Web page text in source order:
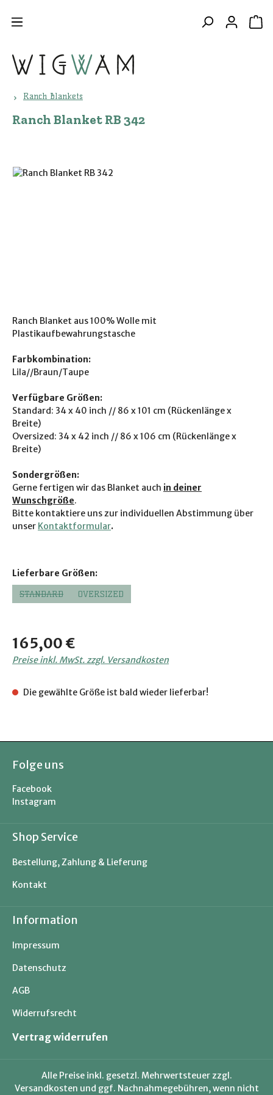
Ranch Blankets
Ranch Blanket RB 342
Bildergalerie überspringen
Ranch Blanket aus 100% Wolle mit
Plastikaufbewahrungstasche
Farbkombination:
Lila//Braun/Taupe
Verfügbare Größen:
Standard: 34 x 40 inch // 86 x 101 cm (Rückenlänge x
Breite)
Oversized: 34 x 42 inch // 86 x 106 cm (Rückenlänge x
Breite)
Sondergrößen:
Gerne fertigen wir das Blanket auch in deiner
Wunschgröße.
Bitte kontaktiere uns zur individuellen Abstimmung über
unser Kontaktformular.
Regulärer Preis:
165,00 €
Preise inkl. MwSt. zzgl. Versandkosten
Die gewählte Größe ist bald wieder lieferbar!
Lieferbare Größen:auswählen
STANDARD
OVERSIZED
Folge uns
Facebook
Instagram
Shop Service
Bestellung, Zahlung & Lieferung
Kontakt
Information
Impressum
Datenschutz
AGB
Widerrufsrecht
Vertrag widerrufen
Alle Preise inkl. gesetzl. Mehrwertsteuer zzgl.
Versandkosten und ggf. Nachnahmegebühren, wenn nicht